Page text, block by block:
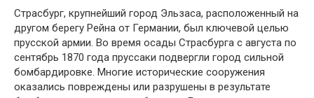
Страсбург, крупнейший город Эльзаса, расположенный на
другом берегу Рейна от Германии, был ключевой целью
прусской армии. Во время осады Страсбурга с августа по
сентябрь 1870 года пруссаки подвергли город сильной
бомбардировке. Многие исторические сооружения
оказались повреждены или разрушены в результате